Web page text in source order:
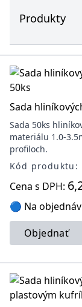
Produkty
Sada
Sada 50ks
materiálu 1.0-
profiloch.
Kód produktu:
Cena s DPH:
🔵 Na
Objednať